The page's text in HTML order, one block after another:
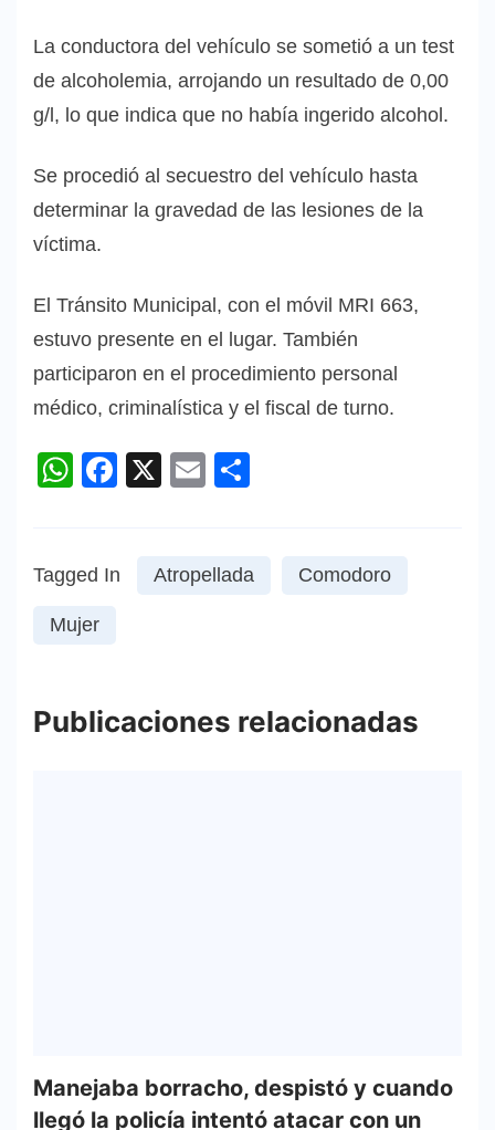
La conductora del vehículo se sometió a un test
de alcoholemia, arrojando un resultado de 0,00
g/l, lo que indica que no había ingerido alcohol.
Se procedió al secuestro del vehículo hasta
determinar la gravedad de las lesiones de la
víctima.
El Tránsito Municipal, con el móvil MRI 663,
estuvo presente en el lugar. También
participaron en el procedimiento personal
médico, criminalística y el fiscal de turno.
WhatsApp
Facebook
X Email
Tagged In Atropellada Comodoro
Mujer
Publicaciones relacionadas
Manejaba borracho, despistó y cuando
llegó la policía intentó atacar con un